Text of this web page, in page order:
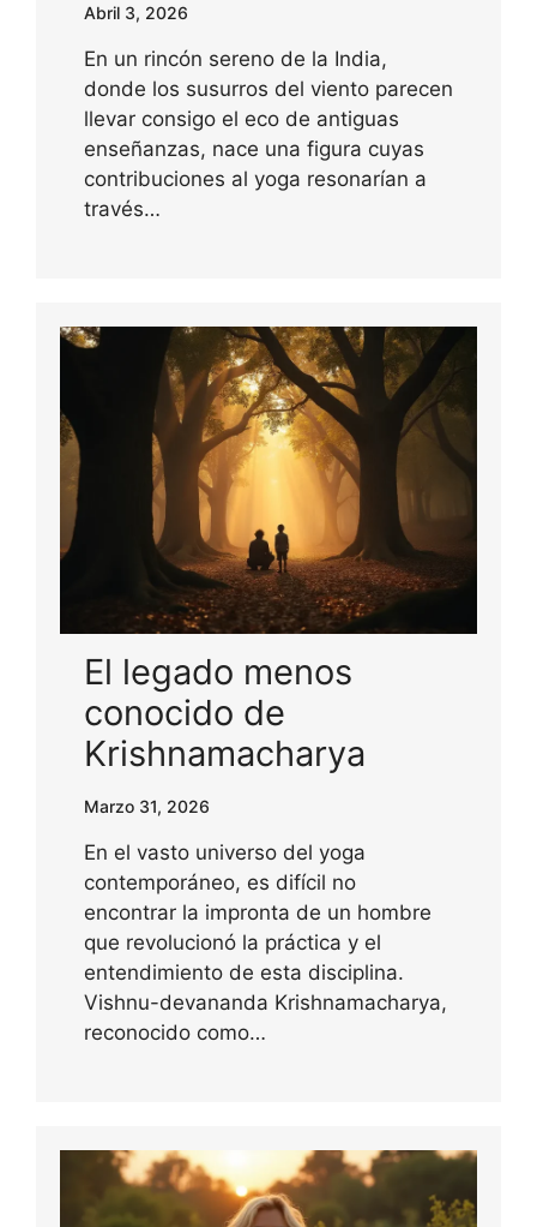
Abril 3, 2026
En un rincón sereno de la India,
donde los susurros del viento parecen
llevar consigo el eco de antiguas
enseñanzas, nace una figura cuyas
contribuciones al yoga resonarían a
través…
El legado menos
conocido de
Krishnamacharya
Marzo 31, 2026
En el vasto universo del yoga
contemporáneo, es difícil no
encontrar la impronta de un hombre
que revolucionó la práctica y el
entendimiento de esta disciplina.
Vishnu-devananda Krishnamacharya,
reconocido como…